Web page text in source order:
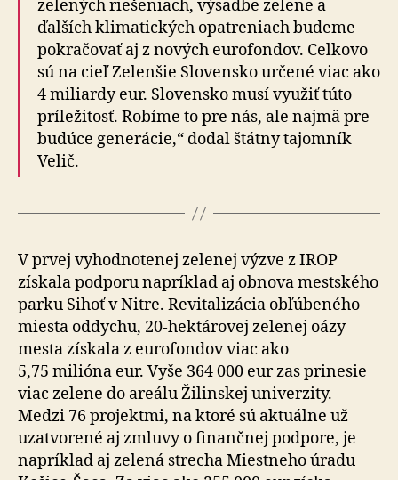
zelených riešeniach, výsadbe zelene a
ďalších klimatických opatreniach budeme
pokračovať aj z nových eurofondov. Celkovo
sú na cieľ Zelenšie Slovensko určené viac ako
4 miliardy eur. Slovensko musí využiť túto
príležitosť. Robíme to pre nás, ale najmä pre
budúce generácie,“ dodal štátny tajomník
Velič.
V prvej vyhodnotenej zelenej výzve z IROP
získala podporu napríklad aj obnova mestského
parku Sihoť v Nitre. Revitalizácia obľúbeného
miesta oddychu, 20-hektárovej zelenej oázy
mesta získala z eurofondov viac ako
5,75 milióna eur. Vyše 364 000 eur zas prinesie
viac zelene do areálu Žilinskej univerzity.
Medzi 76 projektmi, na ktoré sú aktuálne už
uzatvorené aj zmluvy o finančnej podpore, je
napríklad aj zelená strecha Miestneho úradu